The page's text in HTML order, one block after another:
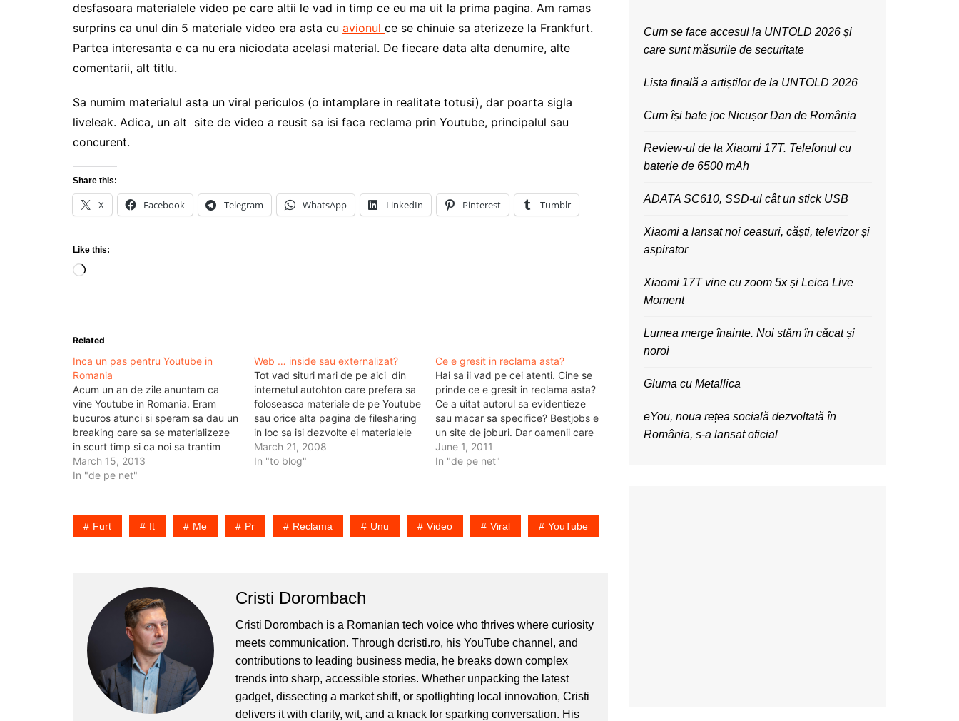
desfasoara materialele video pe care altii le vad in timp ce eu ma uit la prima pagina. Am ramas
surprins ca unul din 5 materiale video era asta cu avionul ce se chinuie sa aterizeze la Frankfurt.
Partea interesanta e ca nu era niciodata acelasi material. De fiecare data alta denumire, alte
comentarii, alt titlu.
Sa numim materialul asta un viral periculos (o intamplare in realitate totusi), dar poarta sigla
liveleak. Adica, un alt site de video a reusit sa isi faca reclama prin Youtube, principalul sau
concurent.
Share this:
X Facebook Telegram WhatsApp LinkedIn Pinterest Tumblr
Like this:
Loading…
Related
Inca un pas pentru Youtube in
Romania
Acum un an de zile anuntam ca
vine Youtube in Romania. Eram
bucuros atunci si speram sa dau un
breaking care sa se materializeze
in scurt timp si ca noi sa trantim
pumnul in masa si sa vedem cat de
mult continut video si bun se face
March 15, 2013
In "de pe net"
Web … inside sau externalizat?
Tot vad situri mari de pe aici din
internetul autohton care prefera sa
foloseasca materiale de pe Youtube
sau orice alta pagina de filesharing
in loc sa isi dezvolte ei materialele
lor pe platformele lor. Iar asta imi da
de gandit. Adica de ce? Nu cumva
March 21, 2008
In "to blog"
Ce e gresit in reclama asta?
Hai sa ii vad pe cei atenti. Cine se
prinde ce e gresit in reclama asta?
Ce a uitat autorul sa evidentieze
sau macar sa specifice? Bestjobs e
un site de joburi. Dar oamenii care
se uita la televizor nu stiu asta.
Daca asta e doar o reclama de
June 1, 2011
In "de pe net"
Furt It Me Pr Reclama Unu Video Viral YouTube
Cristi Dorombach
Cristi Dorombach is a Romanian tech voice who thrives where curiosity
meets communication. Through dcristi.ro, his YouTube channel, and
contributions to leading business media, he breaks down complex
trends into sharp, accessible stories. Whether unpacking the latest
gadget, dissecting a market shift, or spotlighting local innovation, Cristi
delivers it with clarity, wit, and a knack for sparking conversation. His
Cum se face accesul la UNTOLD 2026 și
care sunt măsurile de securitate
Lista finală a artiștilor de la UNTOLD 2026
Cum își bate joc Nicușor Dan de România
Review-ul de la Xiaomi 17T. Telefonul cu
baterie de 6500 mAh
ADATA SC610, SSD-ul cât un stick USB
Xiaomi a lansat noi ceasuri, căști, televizor și
aspirator
Xiaomi 17T vine cu zoom 5x și Leica Live
Moment
Lumea merge înainte. Noi stăm în căcat și
noroi
Gluma cu Metallica
eYou, noua rețea socială dezvoltată în
România, s-a lansat oficial